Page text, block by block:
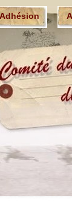
Adhésion